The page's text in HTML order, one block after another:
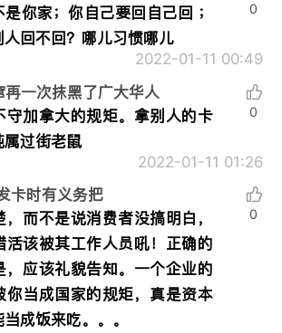
你家；你自己要回自己回 ；
人回不回？哪儿习惯哪儿
2022-01-11 00:49
0
再一次抹黑了广大华人
守加拿大的规矩。拿别人的卡
属过街老鼠
2022-01-11 01:26
0
卡时有义务把
，而不是说消费者没搞明白，
活该被其工作人员吼！正确的
，应该礼貌告知。一个企业的
你当成国家的规矩，真是资本
成饭来吃。。。
0